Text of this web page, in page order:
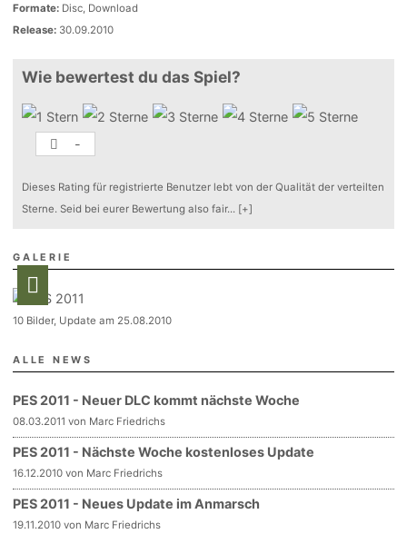
Formate: Disc, Download
Release: 30.09.2010
Wie bewertest du das Spiel?
-
Dieses Rating für registrierte Benutzer lebt von der Qualität der verteilten
Sterne. Seid bei eurer Bewertung also fair... [+]
GALERIE
10 Bilder, Update am 25.08.2010
ALLE NEWS
PES 2011 - Neuer DLC kommt nächste Woche
08.03.2011 von Marc Friedrichs
PES 2011 - Nächste Woche kostenloses Update
16.12.2010 von Marc Friedrichs
PES 2011 - Neues Update im Anmarsch
19.11.2010 von Marc Friedrichs